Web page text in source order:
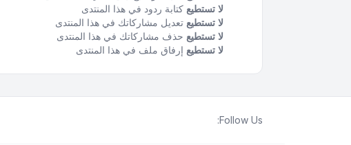
لا تستطيع كتابة ردود في هذا المنتدى
لا تستطيع تعديل مشاركاتك في هذا المنتدى
لا تستطيع حذف مشاركاتك في هذا المنتدى
لا تستطيع إرفاق ملف في هذا المنتدى
Follow Us: